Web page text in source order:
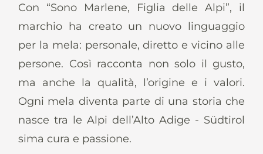
Con “Sono Marlene, Figlia delle Alpi”, il
marchio ha creato un nuovo linguaggio
per la mela: personale, diretto e vicino alle
persone. Così racconta non solo il gusto,
ma anche la qualità, l’origine e i valori.
Ogni mela diventa parte di una storia che
nasce tra le Alpi dell’Alto Adige - Südtirol
sima cura e passione.